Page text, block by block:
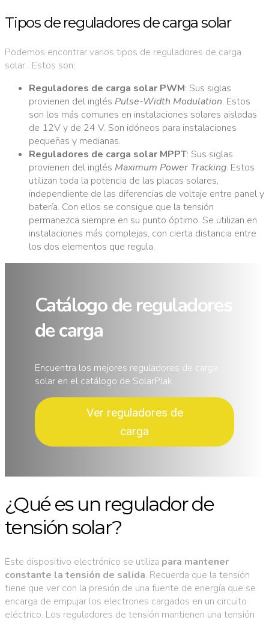
Tipos de reguladores de carga solar
Podemos encontrar varios tipos de reguladores de carga
solar. Estos son:
Reguladores de carga solar PWM: Sus siglas
provienen del inglés Pulse-Width Modulation. Estos
son los más comunes en instalaciones solares aisladas
de 12V y de 24 V. Son idóneos para instalaciones
pequeñas y medianas.
Reguladores de carga solar MPPT: Sus siglas
provienen del inglés Maximum Power Tracking. Estos
utilizan toda la potencia de las placas solares,
independiente de las diferencias de voltaje entre panel y
batería. Con ellos se consigue que la tensión
permanezca siempre en su punto óptimo. Se utilizan en
instalaciones más complejas, con cierta distancia entre
los dos elementos que regula.
Catálogo de reguladores
de carga
Encuentra los mejores reguladores de carga
solar en el catálogo de SolarPlak.
Ver reguladores de
carga
¿Qué es un regulador de
tensión solar?
Este dispositivo electrónico se utiliza para mantener
constante la tensión de salida. Recuerda que la tensión
tiene que ver con la presión de una fuente de energía que se
encarga de empujar los electrones cargados en un circuito
eléctrico. Los reguladores de tensión mantienen una tensión